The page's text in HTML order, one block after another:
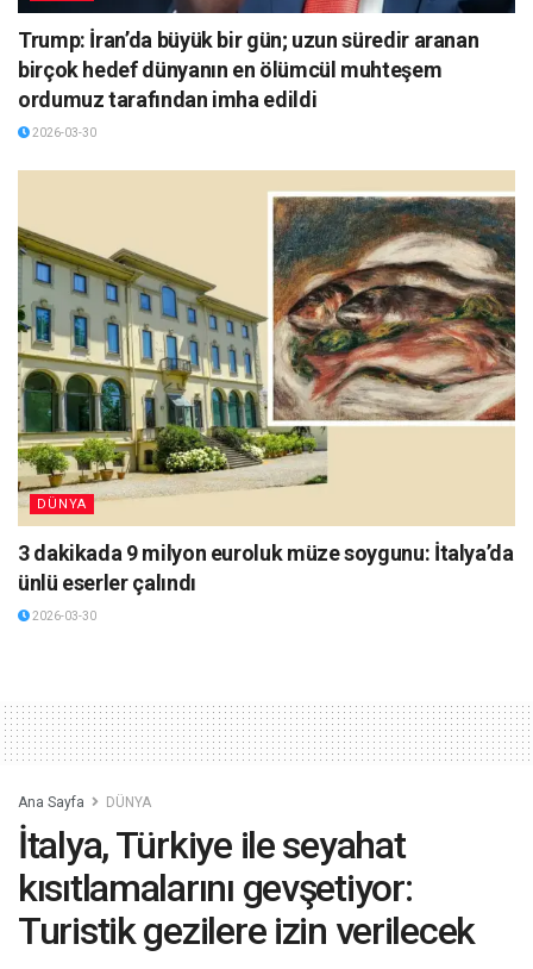
Trump: İran’da büyük bir gün; uzun süredir aranan
birçok hedef dünyanın en ölümcül muhteşem
ordumuz tarafından imha edildi
2026-03-30
DÜNYA
3 dakikada 9 milyon euroluk müze soygunu: İtalya’da
ünlü eserler çalındı
2026-03-30
Ana Sayfa DÜNYA
İtalya, Türkiye ile seyahat
kısıtlamalarını gevşetiyor:
Turistik gezilere izin verilecek